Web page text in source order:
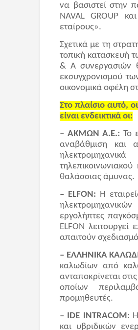
να βασιστεί στην
NAVAL GROUP
εταίρους».
Σχετικά με τη
τοπική κατασκευή
& Α συνεργασιών
εκσυγχρονισμού
οικονομικά οφέλη
Στο πλαίσιο αυτό,
είναι ενδεικτικά οι:
– ΑΚΜΩΝ Α.Ε.: Το
αναβάθμιση και
θαλάσσιας άμυνας.
– ELFON: H
εργολήπτες
ELFON
απαιτούν
– ΕΛΛΗΝΙΚΑ
καλωδίων από
ανταποκρίνεται
οποίων
προμηθευτές.
– IDE INTRACOM:
και υβριδικών